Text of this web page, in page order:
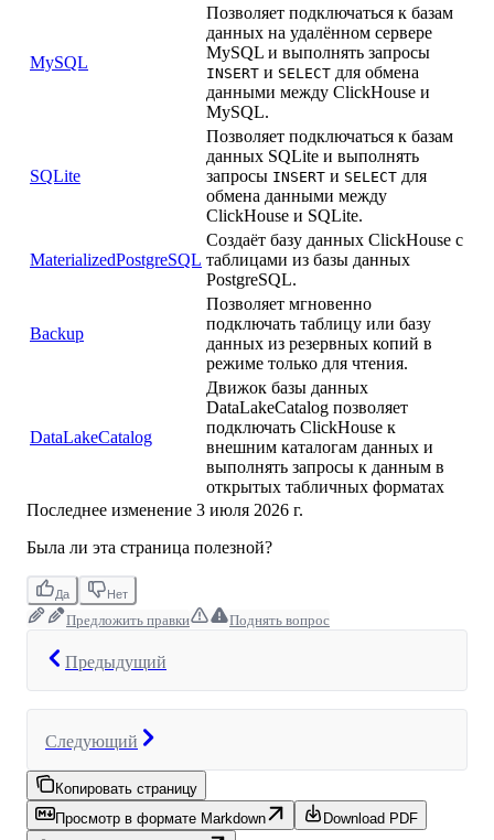
MySQL
Позволяет подключаться к базам
данных на удалённом сервере
MySQL и выполнять запросы
INSERT и SELECT для обмена
данными между ClickHouse и
MySQL.
SQLite
Позволяет подключаться к базам
данных SQLite и выполнять
запросы INSERT и SELECT для
обмена данными между
ClickHouse и SQLite.
MaterializedPostgreSQL
Создаёт базу данных ClickHouse с
таблицами из базы данных
PostgreSQL.
Backup
Позволяет мгновенно
подключать таблицу или базу
данных из резервных копий в
режиме только для чтения.
DataLakeCatalog
Движок базы данных
DataLakeCatalog позволяет
подключать ClickHouse к
внешним каталогам данных и
выполнять запросы к данным в
открытых табличных форматах
Последнее изменение 3 июля 2026 г.
Была ли эта страница полезной?
Да Нет
Предложить правки Поднять вопрос
Предыдущий
Следующий
Копировать страницу
Просмотр в формате Markdown
Download PDF